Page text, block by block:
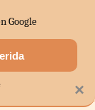
×
Google